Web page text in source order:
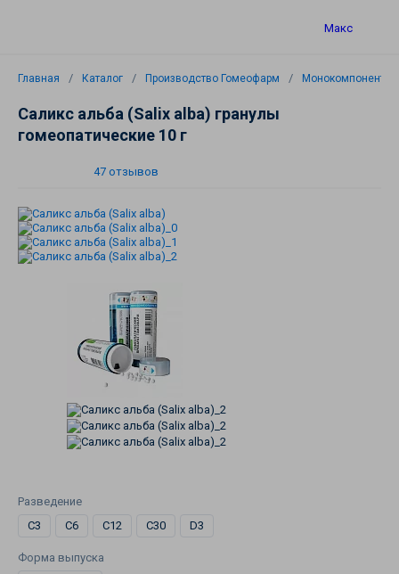
Макс
Главная Каталог Производство Гомеофарм
Саликс альба (Salix alba) гранулы
гомеопатические 10 г
47 отзывов
Разведение
C3
C6 C12 C30 D3
Форма выпуска